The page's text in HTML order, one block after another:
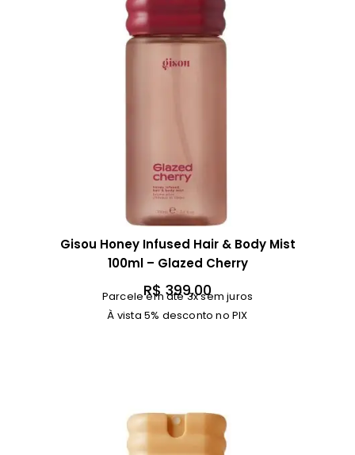
Gisou Honey Infused Hair & Body Mist
100ml – Glazed Cherry
R$399,00
Parcele em até 3x sem juros
À vista 5% desconto no PIX